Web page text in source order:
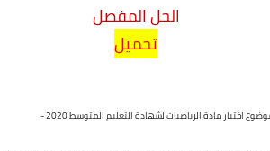
الحل المفصل
تحميل